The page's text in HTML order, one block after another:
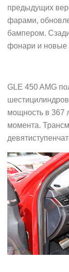
предыдущих
фарами,
бампером.
фонари и новые
GLE 450 AMG
мощность в 367
момента.